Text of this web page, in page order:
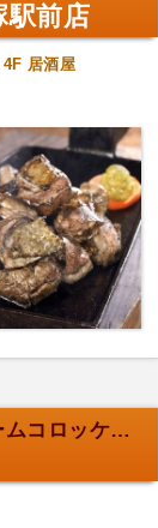
駅前店
居酒屋
大船のイズミ食堂で、カニクリームコロッケ定食！